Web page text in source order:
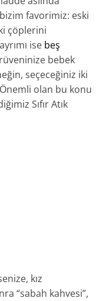
favorimiz: eski
çöplerini
ise beş
bebek
seçeceğiniz iki
olan bu konu
Sıfır Atık
kız
“sabah kahvesi”,